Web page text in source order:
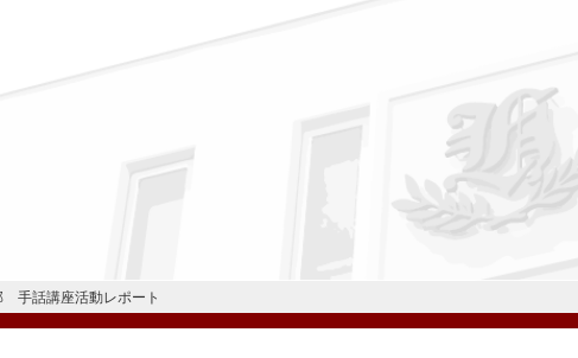
手話講座活動レポート